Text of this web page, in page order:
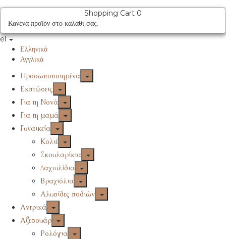
Shopping Cart 0
Κανένα προϊόν στο καλάθι σας.
el
Ελληνικά
Αγγλικά
Προσωποποιημένα
Εκπτώσεις
Για τη Νονά
Για τη μαμά
Γυναικεία
Κολιέ
Σκουλαρίκια
Δαχτυλίδια
Βραχιόλια
Αλυσίδες ποδιών
Αντρικά
Αξεσουάρ
Ρολόγια